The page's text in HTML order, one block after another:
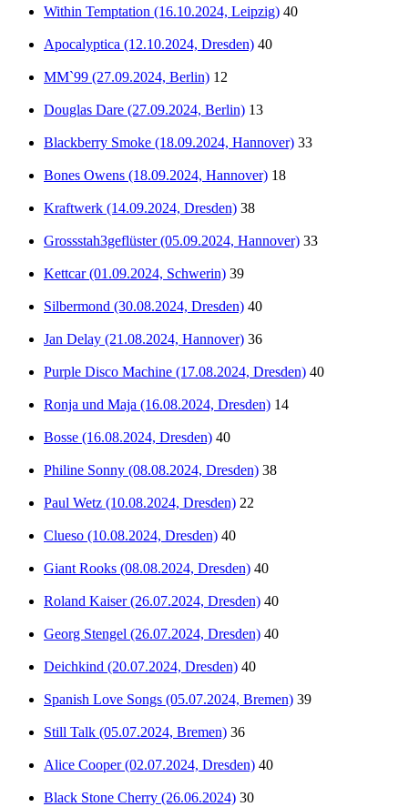
Within Temptation (16.10.2024, Leipzig) 40
Apocalyptica (12.10.2024, Dresden) 40
MM`99 (27.09.2024, Berlin) 12
Douglas Dare (27.09.2024, Berlin) 13
Blackberry Smoke (18.09.2024, Hannover) 33
Bones Owens (18.09.2024, Hannover) 18
Kraftwerk (14.09.2024, Dresden) 38
Grossstah3geflüster (05.09.2024, Hannover) 33
Kettcar (01.09.2024, Schwerin) 39
Silbermond (30.08.2024, Dresden) 40
Jan Delay (21.08.2024, Hannover) 36
Purple Disco Machine (17.08.2024, Dresden) 40
Ronja und Maja (16.08.2024, Dresden) 14
Bosse (16.08.2024, Dresden) 40
Philine Sonny (08.08.2024, Dresden) 38
Paul Wetz (10.08.2024, Dresden) 22
Clueso (10.08.2024, Dresden) 40
Giant Rooks (08.08.2024, Dresden) 40
Roland Kaiser (26.07.2024, Dresden) 40
Georg Stengel (26.07.2024, Dresden) 40
Deichkind (20.07.2024, Dresden) 40
Spanish Love Songs (05.07.2024, Bremen) 39
Still Talk (05.07.2024, Bremen) 36
Alice Cooper (02.07.2024, Dresden) 40
Black Stone Cherry (26.06.2024) 30